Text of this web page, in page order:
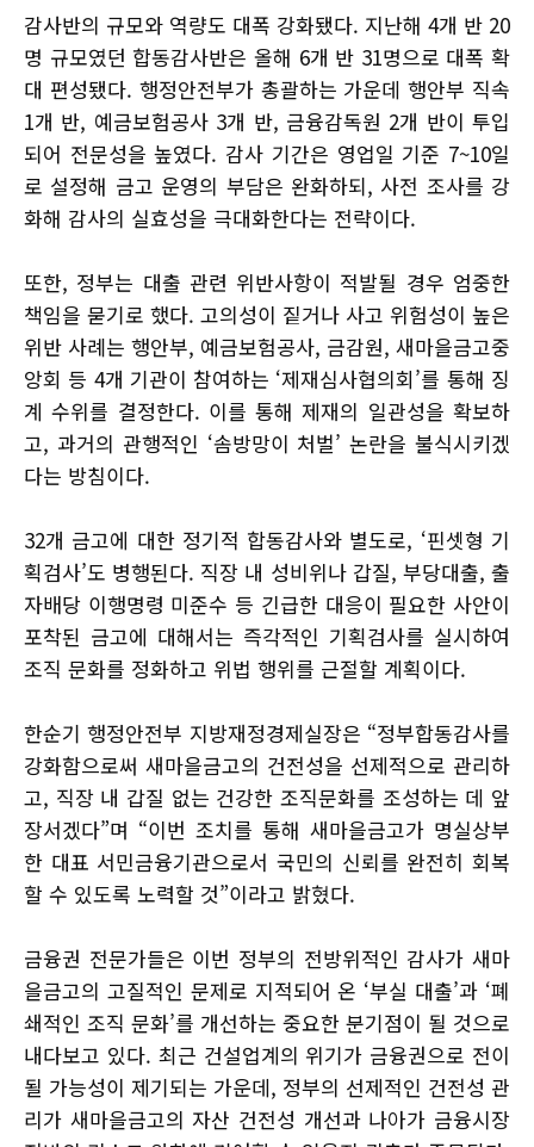
감사반의 규모와 역량도 대폭 강화됐다. 지난해 4개 반 20
명 규모였던 합동감사반은 올해 6개 반 31명으로 대폭 확
대 편성됐다. 행정안전부가 총괄하는 가운데 행안부 직속
1개 반, 예금보험공사 3개 반, 금융감독원 2개 반이 투입
되어 전문성을 높였다. 감사 기간은 영업일 기준 7~10일
로 설정해 금고 운영의 부담은 완화하되, 사전 조사를 강
화해 감사의 실효성을 극대화한다는 전략이다.
또한, 정부는 대출 관련 위반사항이 적발될 경우 엄중한
책임을 묻기로 했다. 고의성이 짙거나 사고 위험성이 높은
위반 사례는 행안부, 예금보험공사, 금감원, 새마을금고중
앙회 등 4개 기관이 참여하는 ‘제재심사협의회’를 통해 징
계 수위를 결정한다. 이를 통해 제재의 일관성을 확보하
고, 과거의 관행적인 ‘솜방망이 처벌’ 논란을 불식시키겠
다는 방침이다.
32개 금고에 대한 정기적 합동감사와 별도로, ‘핀셋형 기
획검사’도 병행된다. 직장 내 성비위나 갑질, 부당대출, 출
자배당 이행명령 미준수 등 긴급한 대응이 필요한 사안이
포착된 금고에 대해서는 즉각적인 기획검사를 실시하여
조직 문화를 정화하고 위법 행위를 근절할 계획이다.
한순기 행정안전부 지방재정경제실장은 “정부합동감사를
강화함으로써 새마을금고의 건전성을 선제적으로 관리하
고, 직장 내 갑질 없는 건강한 조직문화를 조성하는 데 앞
장서겠다”며 “이번 조치를 통해 새마을금고가 명실상부
한 대표 서민금융기관으로서 국민의 신뢰를 완전히 회복
할 수 있도록 노력할 것”이라고 밝혔다.
금융권 전문가들은 이번 정부의 전방위적인 감사가 새마
을금고의 고질적인 문제로 지적되어 온 ‘부실 대출’과 ‘폐
쇄적인 조직 문화’를 개선하는 중요한 분기점이 될 것으로
내다보고 있다. 최근 건설업계의 위기가 금융권으로 전이
될 가능성이 제기되는 가운데, 정부의 선제적인 건전성 관
리가 새마을금고의 자산 건전성 개선과 나아가 금융시장